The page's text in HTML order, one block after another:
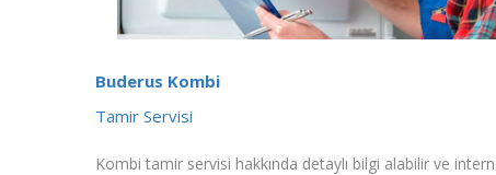
Buderus Kombi
Tamir Servisi
Kombi tamir servisi hakkında detaylı bilgi alabilir ve